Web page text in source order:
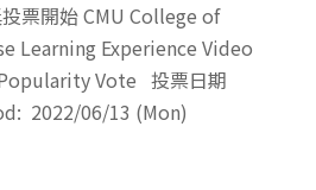
票開始 CMU College of
Learning Experience Video
Vote 投票日期
2022/06/13 (Mon)